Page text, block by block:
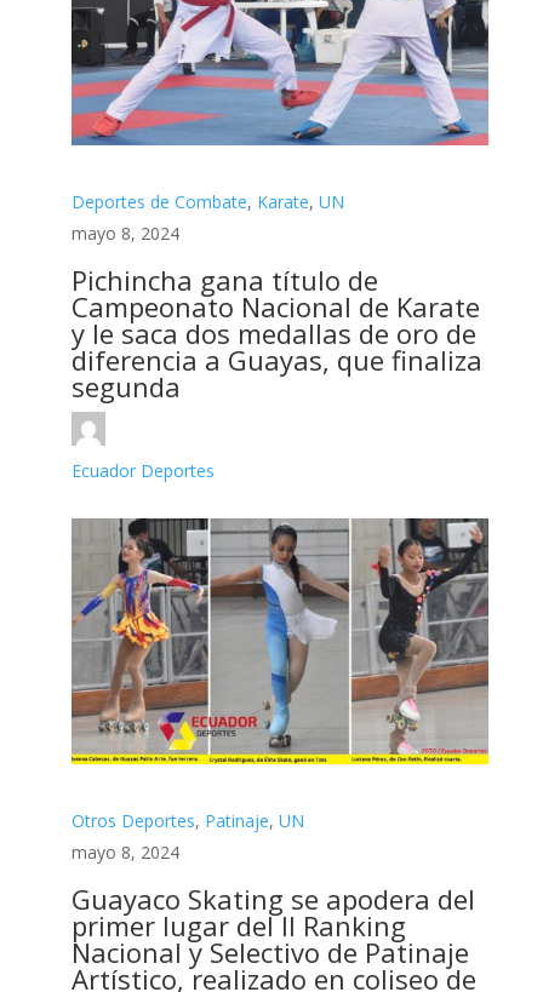
Deportes de Combate, Karate, UN
mayo 8, 2024
Pichincha gana título de
Campeonato Nacional de Karate
y le saca dos medallas de oro de
diferencia a Guayas, que finaliza
segunda
Ecuador Deportes
Otros Deportes, Patinaje, UN
mayo 8, 2024
Guayaco Skating se apodera del
primer lugar del II Ranking
Nacional y Selectivo de Patinaje
Artístico, realizado en coliseo de